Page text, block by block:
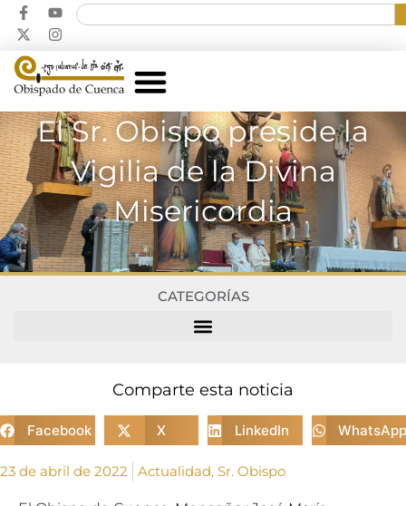
El Sr. Obispo preside la
Vigilia de la Divina
Misericordia
CATEGORÍAS
Comparte esta noticia
Facebook X LinkedIn WhatsApp
23 de abril de 2022 Actualidad, Sr. Obispo